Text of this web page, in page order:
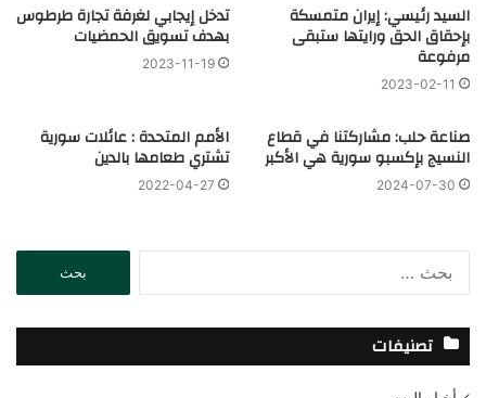
السيد رئيسي: إيران متمسكة
بإحقاق الحق ورايتها ستبقى
مرفوعة
2023-02-11
تدخل إيجابي لغرفة تجارة طرطوس
بهدف تسويق الحمضيات
2023-11-19
صناعة حلب: مشاركتنا في قطاع
النسيج بإكسبو سورية هي الأكبر
2024-07-30
الأمم المتحدة : عائلات سورية
تشتري طعامها بالدين
2022-04-27
ح
تصنيفات